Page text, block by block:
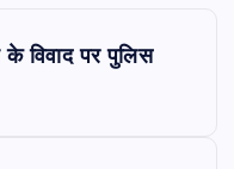
विवाद पर पुलिस